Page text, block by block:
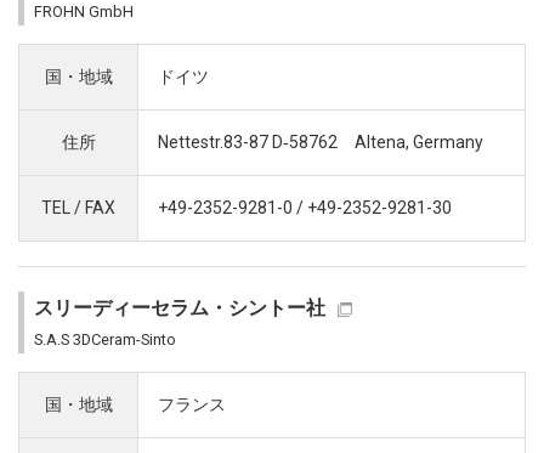
FROHN GmbH
国・地域 ドイツ
住所 Nettestr.83-87 D‐58762 Altena, Germany
TEL / FAX +49-2352-9281-0 / +49-2352-9281-30
スリーディーセラム・シントー社
S.A.S 3DCeram-Sinto
国・地域 フランス